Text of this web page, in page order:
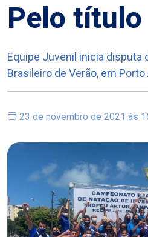
Pelo título
Equipe Juvenil inicia disputa
Brasileiro de Verão, em Porto
23 de novembro de 2021 às